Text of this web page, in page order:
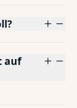
auf